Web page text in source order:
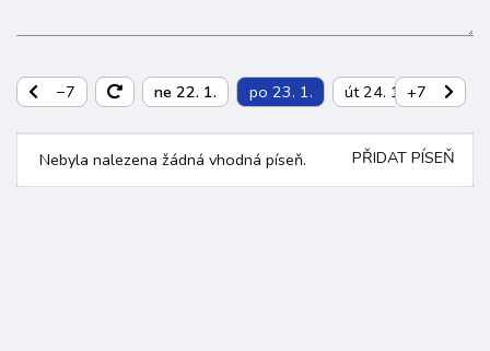
−7 ne 22. 1. po 23. 1. út 24. 1. st 25.
+7
Nebyla nalezena žádná vhodná píseň. PŘIDAT PÍSEŇ